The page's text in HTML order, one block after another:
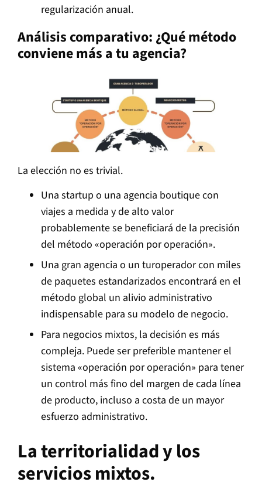
regularización anual.
Análisis comparativo: ¿Qué método
conviene más a tu agencia?
La elección no es trivial.
Una startup o una agencia boutique con
viajes a medida y de alto valor
probablemente se beneficiará de la precisión
del método «operación por operación».
Una gran agencia o un turoperador con miles
de paquetes estandarizados encontrará en el
método global un alivio administrativo
indispensable para su modelo de negocio.
Para negocios mixtos, la decisión es más
compleja. Puede ser preferible mantener el
sistema «operación por operación» para tener
un control más fino del margen de cada línea
de producto, incluso a costa de un mayor
esfuerzo administrativo.
La territorialidad y los
servicios mixtos.